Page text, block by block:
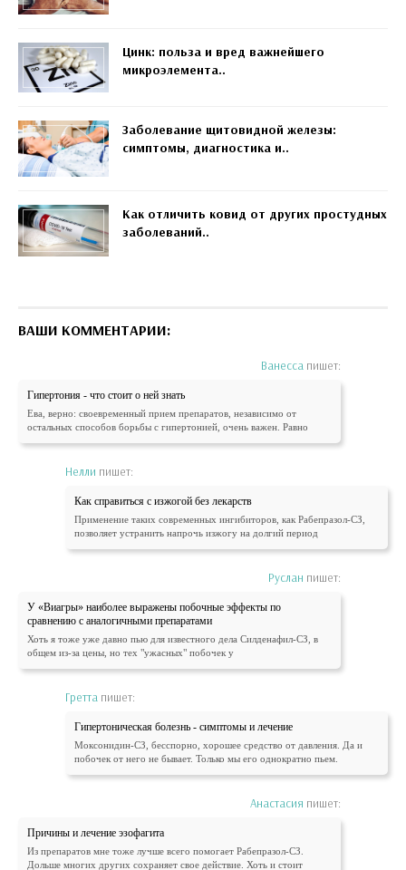
Цинк: польза и вред важнейшего
микроэлемента..
Заболевание щитовидной железы:
симптомы, диагностика и..
Как отличить ковид от других простудных
заболеваний..
ВАШИ КОММЕНТАРИИ:
Ванесса пишет:
Гипертония - что стоит о ней знать
Ева, верно: своевременный прием препаратов, независимо от
остальных способов борьбы с гипертонией, очень важен. Равно
Нелли пишет:
Как справиться с изжогой без лекарств
Применение таких современных ингибиторов, как Рабепразол-СЗ,
позволяет устранить напрочь изжогу на долгий период
Руслан пишет:
У «Виагры» наиболее выражены побочные эффекты по
сравнению с аналогичными препаратами
Хоть я тоже уже давно пью для известного дела Силденафил-СЗ, в
общем из-за цены, но тех "ужасных" побочек у
Гретта пишет:
Гипертоническая болезнь - симптомы и лечение
Моксонидин-СЗ, бесспорно, хорошее средство от давления. Да и
побочек от него не бывает. Только мы его однократно пьем.
Анастасия пишет:
Причины и лечение эзофагита
Из препаратов мне тоже лучше всего помогает Рабепразол-СЗ.
Дольше многих других сохраняет свое действие. Хоть и стоит